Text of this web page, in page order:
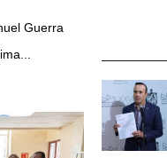
Guerra